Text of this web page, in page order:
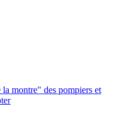
montre" des pompiers et